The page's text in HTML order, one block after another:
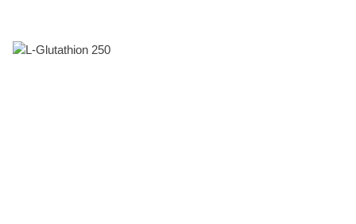
Ignorer la galerie d'images